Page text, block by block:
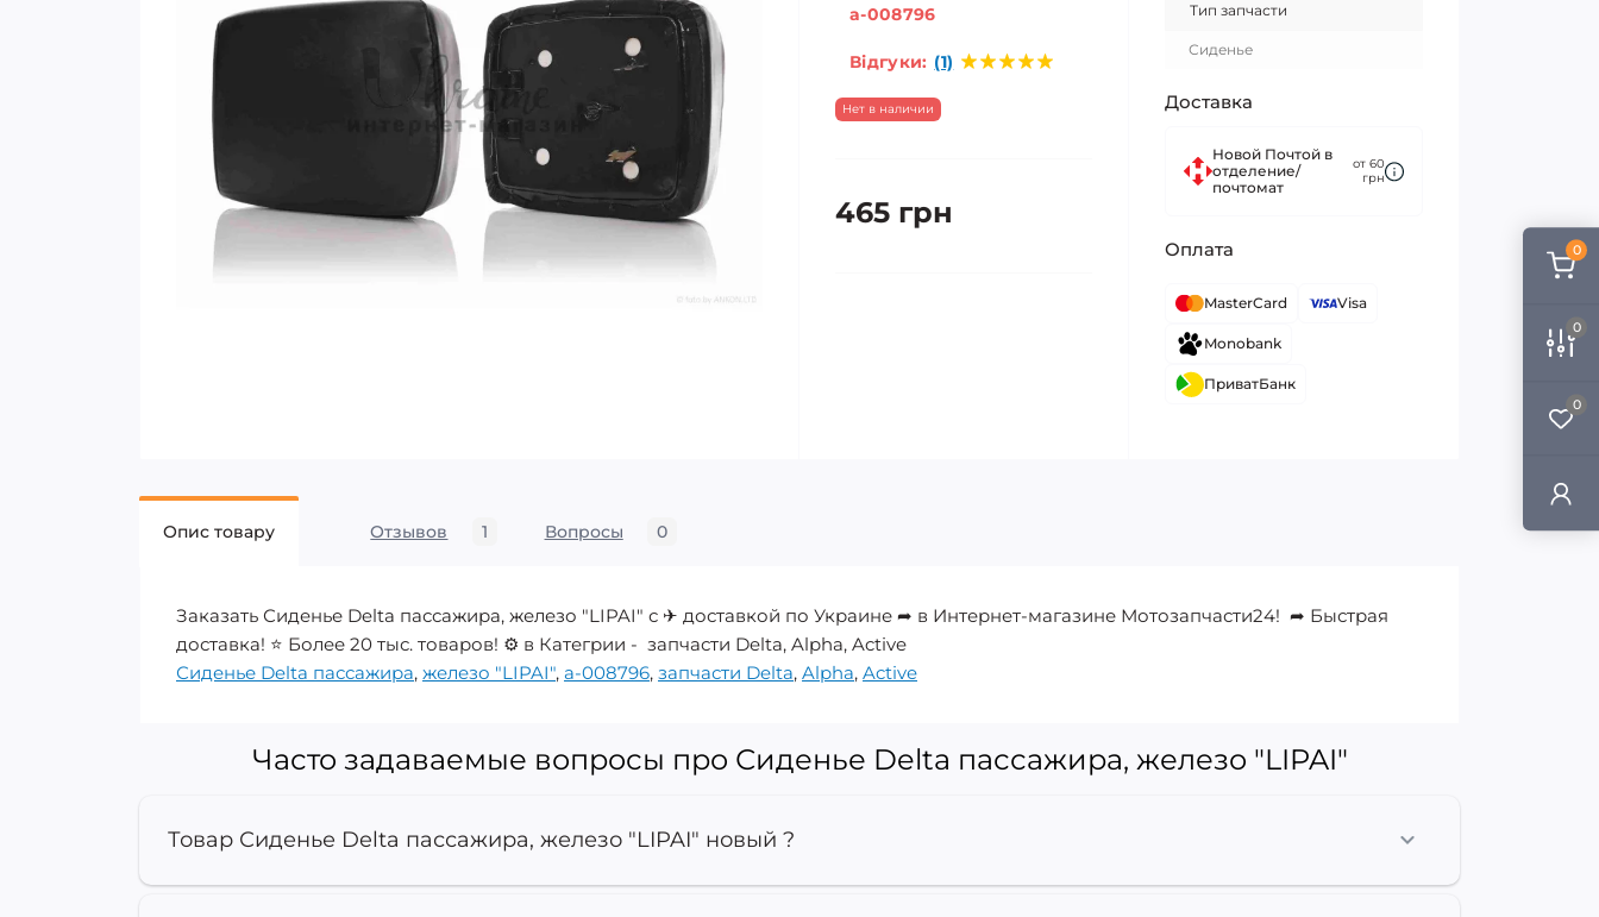
0
0
0
a-008796
Відгуки: (1)
Нет в наличии
465 грн
Тип запчасти
Сиденье
Доставка
Новой Почтой в
отделение/
почтомат
от 60
грн
Оплата
MasterCard Visa
Monobank
ПриватБанк
Опис товару Отзывов 1 Вопросы 0
Заказать Сиденье Delta пассажира, железо "LIPAI" с ✈ доставкой по Украине ➦ в Интернет-магазине Мотозапчасти24! ➦ Быстрая
доставка! ⭐ Более 20 тыс. товаров! ⚙️ в Категрии - запчасти Delta, Alpha, Active
Сиденье Delta пассажира, железо "LIPAI", a-008796, запчасти Delta, Alpha, Active
Часто задаваемые вопросы про Сиденье Delta пассажира, железо "LIPAI"
Товар Сиденье Delta пассажира, железо "LIPAI" новый ?